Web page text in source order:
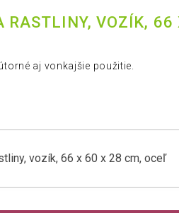
RASTLINY, VOZÍK, 66
aj vonkajšie použitie.
vozík, 66 x 60 x 28 cm, oceľ